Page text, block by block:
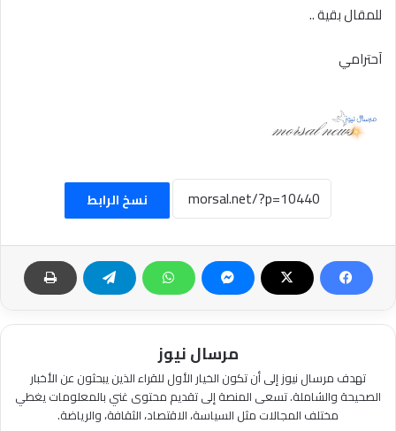
للمقال بقية ..
آحترامي
نسخ الرابط
مرسال نيوز
تهدف مرسال نيوز إلى أن تكون الخيار الأول للقراء الذين يبحثون عن الأخبار
الصحيحة والشاملة. تسعى المنصة إلى تقديم محتوى غني بالمعلومات يغطي
مختلف المجالات مثل السياسة، الاقتصاد، الثقافة، والرياضة.